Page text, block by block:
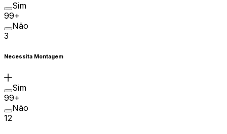
Sim
99+
Não
3
Necessita Montagem
Sim
99+
Não
12